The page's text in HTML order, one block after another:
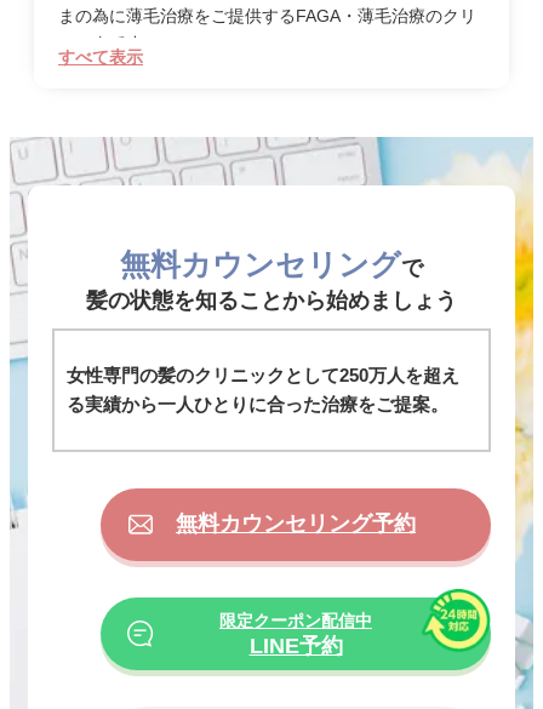
まの為に薄毛治療をご提供するFAGA・薄毛治療のクリ
ニックです。
当院はJRや地下鉄「京都」駅の近くにあり、お仕事の
FAGAは進行性の症状になりますので、治療を行わなけ
れば進んで行きますが、FAGAは治療で改善することが
ことは出来ません。
AGAスキンクリニック京都駅前院のFAGA・薄毛治療
は、実際に薄毛に苦しんだ医師自らが開発に携わったオ
その他の治療メニューも豊富で、成長因子を直接頭皮に
注射で注入するDr’sメソ（FAGAメソセラピー）、植
り、患者さまの症状やカウンセリングでのお悩みに合わ
月に1度の通院では患者さまのお体に変化が無いかをき
ちんと把握しながらしっかりとサポートをさせていただ
能です。
少しでも髪の毛に不安や心配事がございましたら、お気
軽にご相談下さいませ。
すべて表示
無料カウンセリングで
髪の状態を知ることから始めましょう
女性専門の髪のクリニックとして250万人を超え
る実績から一人ひとりに合った治療をご提案。
無料カウンセリング予約
限定クーポン配信中
LINE予約